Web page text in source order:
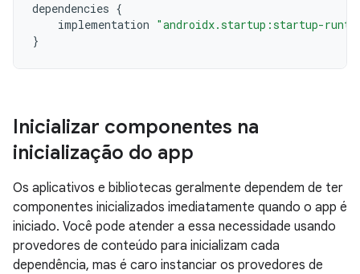
dependencies {
implementation "androidx.startup:startup-
}
Inicializar componentes na
inicialização do app
Os aplicativos e bibliotecas geralmente dependem de ter
componentes inicializados imediatamente quando o app é
iniciado. Você pode atender a essa necessidade usando
provedores de conteúdo para inicializam cada
dependência, mas é caro instanciar os provedores de